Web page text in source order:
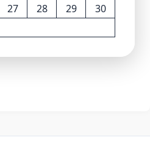
27 28 29
30